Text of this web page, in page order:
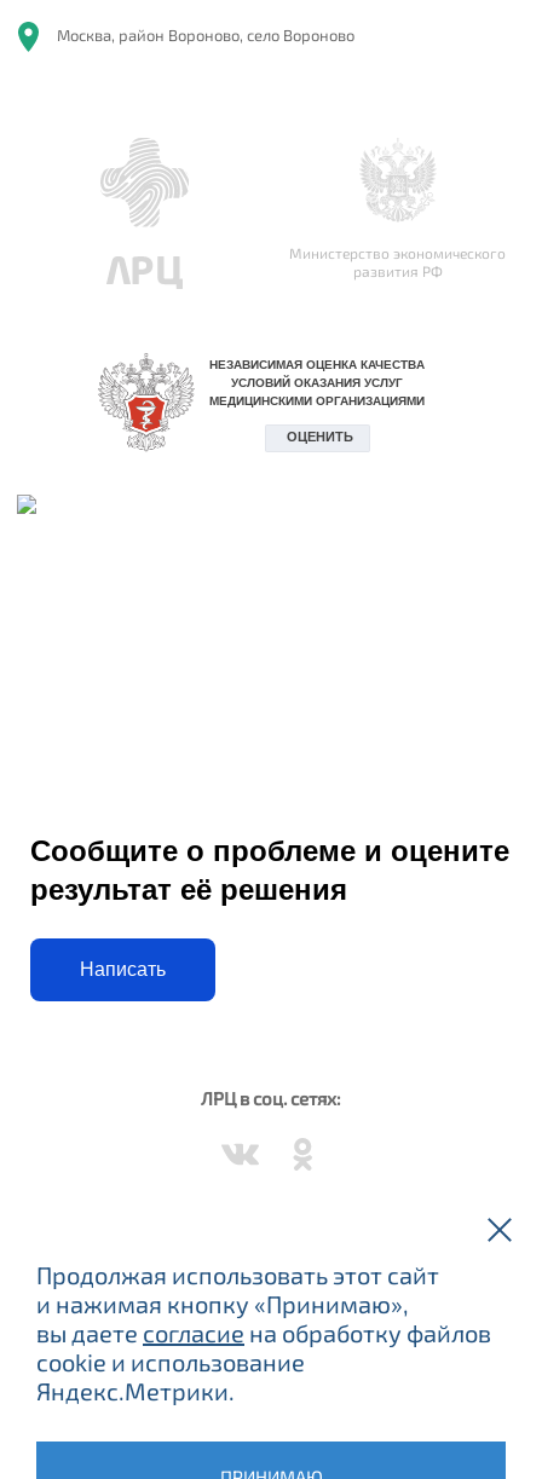
Москва, район Вороново, село Вороново
Министерство экономического
развития РФ
Сообщите о проблеме и оцените
результат её решения
Написать
ЛРЦ в соц. сетях:
ЕСТЬ ПРОТИВОПОКАЗАНИЯ, ПОСОВЕТУЙТЕСЬ С ВРАЧОМ.
Продолжая использовать этот сайт
и нажимая кнопку «Принимаю»,
вы даете согласие на обработку файлов
cookie и использование
Яндекс.Метрики.